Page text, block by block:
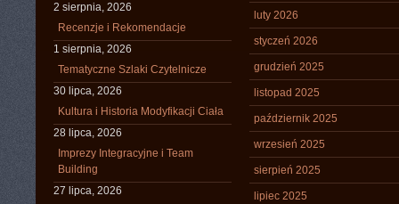
2 sierpnia, 2026
Recenzje i Rekomendacje
1 sierpnia, 2026
Tematyczne Szlaki Czytelnicze
30 lipca, 2026
Kultura i Historia Modyfikacji Ciała
28 lipca, 2026
Imprezy Integracyjne i Team
Building
27 lipca, 2026
luty 2026
styczeń 2026
grudzień 2025
listopad 2025
październik 2025
wrzesień 2025
sierpień 2025
lipiec 2025